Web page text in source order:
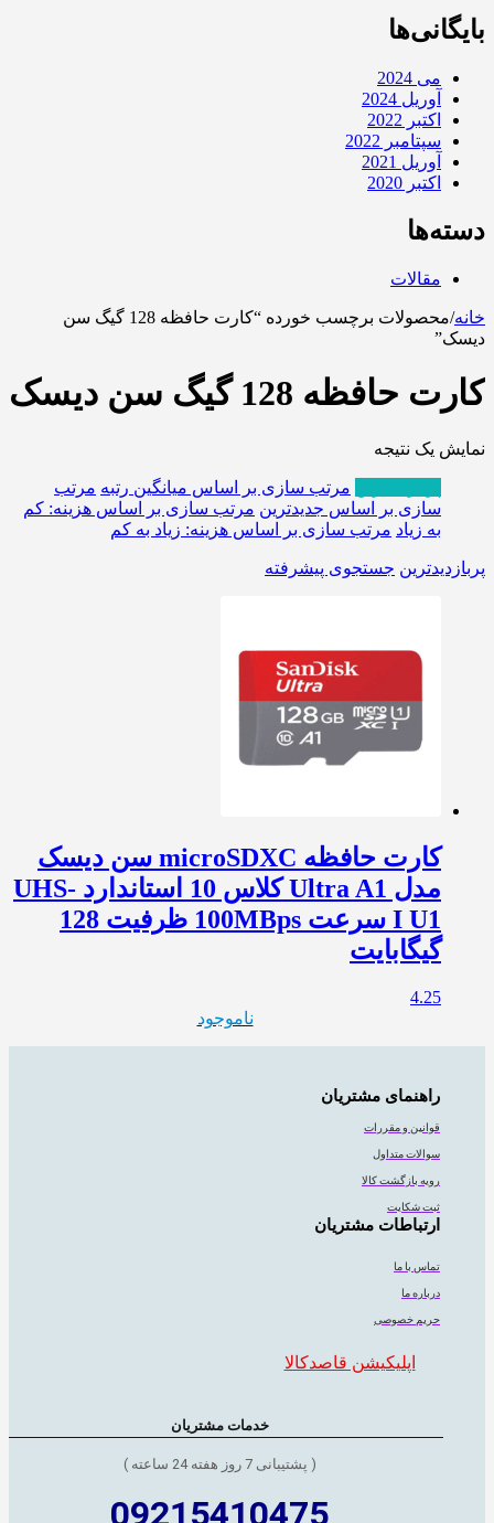
بایگانی‌ها
می 2024
آوریل 2024
اکتبر 2022
سپتامبر 2022
آوریل 2021
اکتبر 2020
دسته‌ها
مقالات
خانه/
محصولات برچسب خورده “کارت حافظه 128 گیگ سن
دیسک”
کارت حافظه 128 گیگ سن دیسک
نمایش یک نتیجه
مرتب سازی بر اساس میانگین رتبه مرتب
سازی بر اساس جدیدترین مرتب سازی بر اساس هزینه: کم
به زیاد مرتب سازی بر اساس هزینه: زیاد به کم
پربازدیدترین جستجوی پیشرفته
کارت حافظه microSDXC سن دیسک
مدل Ultra A1 کلاس 10 استاندارد UHS-
I U1 سرعت 100MBps ظرفیت 128
گیگابایت
4.25
ناموجود
راهنمای مشتریان
قوانین و مقررات
سوالات متداول
رویه بازگشت کالا
ثبت شکایت
ارتباطات مشتریان
تماس با ما
درباره ما
حریم خصوصی
اپلیکیشن قاصدکالا
خدمات مشتریان
( پشتیبانی 7 روز هفته 24 ساعته )
09215410475